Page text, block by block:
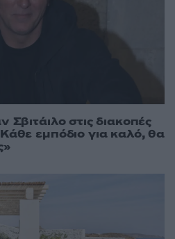
Σβιτάιλο στις διακοπές
εμπόδιο για καλό, θα